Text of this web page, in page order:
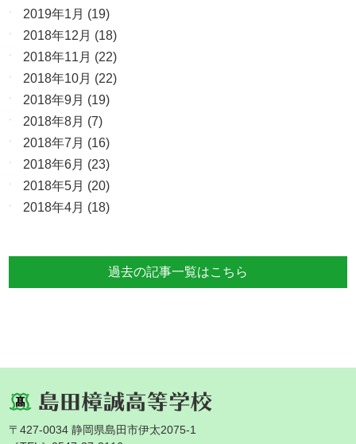
2019年1月 (19)
2018年12月 (18)
2018年11月 (22)
2018年10月 (22)
2018年9月 (19)
2018年8月 (7)
2018年7月 (16)
2018年6月 (23)
2018年5月 (20)
2018年4月 (18)
過去の記事一覧はこちら
〒427-0034 静岡県島田市伊太2075-1